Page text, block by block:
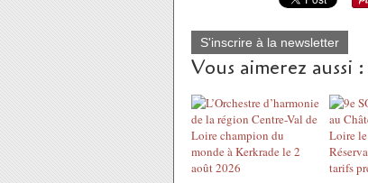
S'inscrire à la newsletter
Vous aimerez aussi :